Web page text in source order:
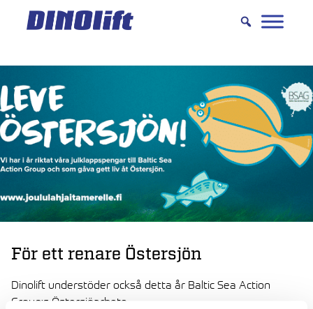
Hyppää
sisältöön
För ett renare Östersjön
Dinolift understöder också detta år Baltic Sea Action
Group:s Östersjöarbete.